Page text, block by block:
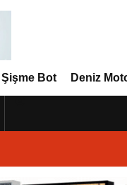
Şişme Bot Deniz